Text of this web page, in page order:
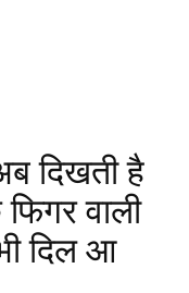
दिखती है
वाली
दिल आ